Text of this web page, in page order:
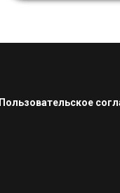
Пользовательское